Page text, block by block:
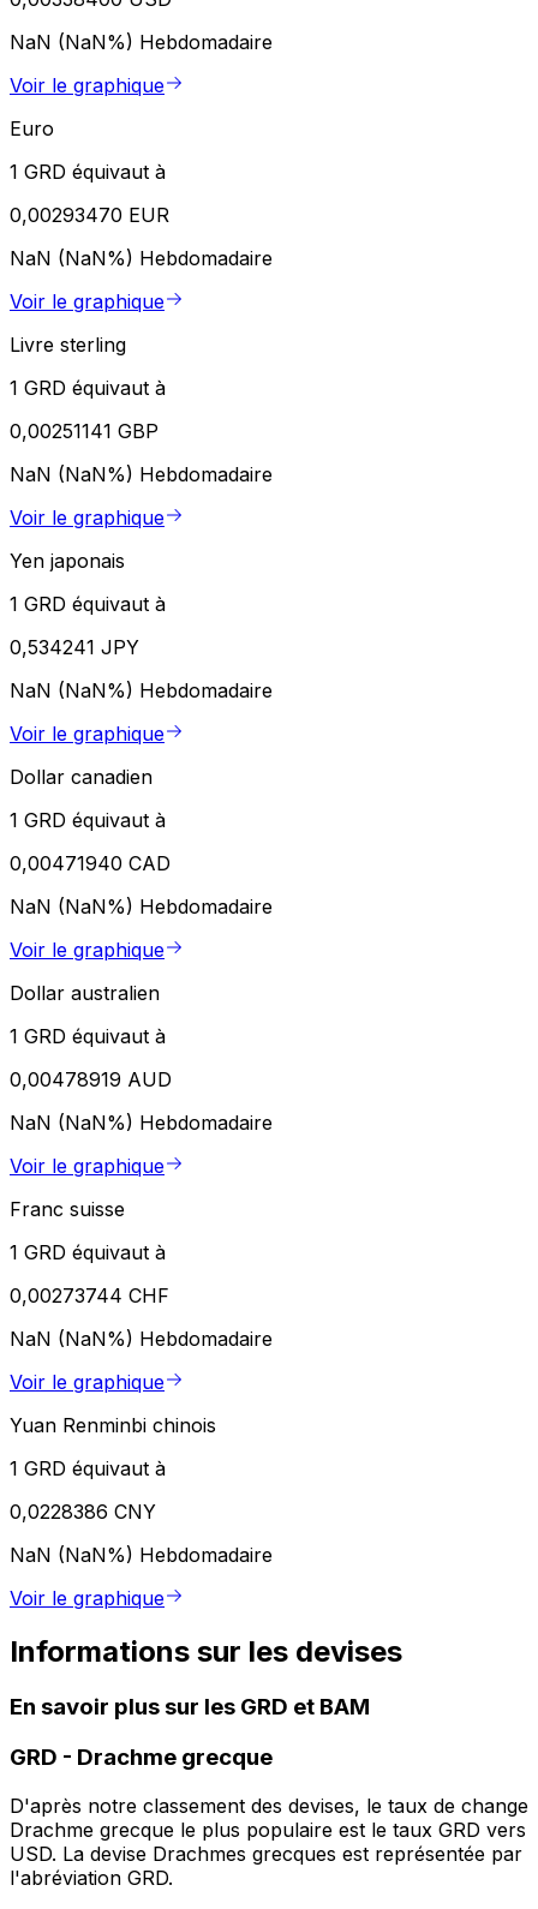
NaN (NaN%) Hebdomadaire
Voir le graphique
Euro
1 GRD équivaut à
0,00293470 EUR
NaN (NaN%) Hebdomadaire
Voir le graphique
Livre sterling
1 GRD équivaut à
0,00251141 GBP
NaN (NaN%) Hebdomadaire
Voir le graphique
Yen japonais
1 GRD équivaut à
0,534241 JPY
NaN (NaN%) Hebdomadaire
Voir le graphique
Dollar canadien
1 GRD équivaut à
0,00471940 CAD
NaN (NaN%) Hebdomadaire
Voir le graphique
Dollar australien
1 GRD équivaut à
0,00478919 AUD
NaN (NaN%) Hebdomadaire
Voir le graphique
Franc suisse
1 GRD équivaut à
0,00273744 CHF
NaN (NaN%) Hebdomadaire
Voir le graphique
Yuan Renminbi chinois
1 GRD équivaut à
0,0228386 CNY
NaN (NaN%) Hebdomadaire
Voir le graphique
Informations sur les devises
En savoir plus sur les GRD et BAM
GRD - Drachme grecque
D'après notre classement des devises, le taux de change
Drachme grecque le plus populaire est le taux GRD vers
USD. La devise Drachmes grecques est représentée par
l'abréviation GRD.